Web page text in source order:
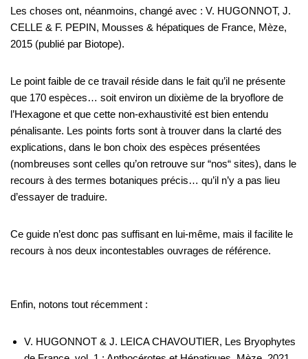
Les choses ont, néanmoins, changé avec : V. HUGONNOT, J.
CELLE & F. PEPIN, Mousses & hépatiques de France, Mèze,
2015 (publié par Biotope).
Le point faible de ce travail réside dans le fait qu’il ne présente
que 170 espèces… soit environ un dixième de la bryoflore de
l’Hexagone et que cette non-exhaustivité est bien entendu
pénalisante. Les points forts sont à trouver dans la clarté des
explications, dans le bon choix des espèces présentées
(nombreuses sont celles qu’on retrouve sur “nos“ sites), dans le
recours à des termes botaniques précis… qu’il n’y a pas lieu
d’essayer de traduire.
Ce guide n’est donc pas suffisant en lui-même, mais il facilite le
recours à nos deux incontestables ouvrages de référence.
Enfin, notons tout récemment :
V. HUGONNOT & J. LEICA CHAVOUTIER, Les Bryophytes